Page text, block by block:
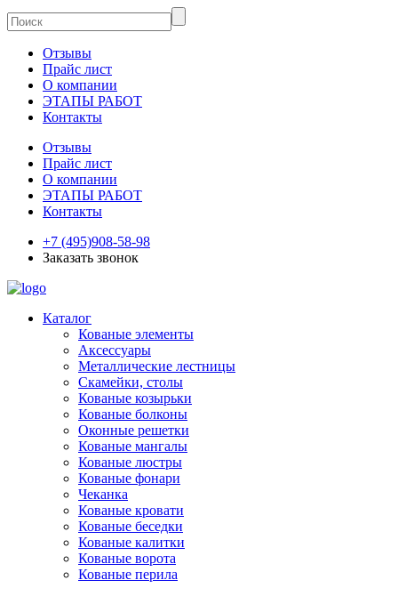
Отзывы
Прайс лист
О компании
ЭТАПЫ РАБОТ
Контакты
Отзывы
Прайс лист
О компании
ЭТАПЫ РАБОТ
Контакты
+7 (495)908-58-98
Заказать звонок
Каталог
Кованые элементы
Аксессуары
Металлические лестницы
Скамейки, столы
Кованые козырьки
Кованые болконы
Оконные решетки
Кованые мангалы
Кованые люстры
Кованые фонари
Чеканка
Кованые кровати
Кованые беседки
Кованые калитки
Кованые ворота
Кованые перила